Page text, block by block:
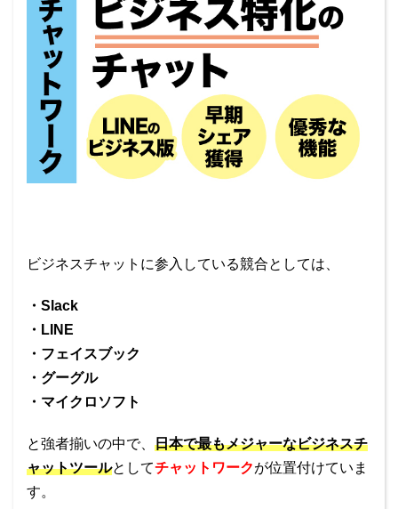
ビジネスチャットに参入している競合としては、
・Slack
・LINE
・フェイスブック
・グーグル
・マイクロソフト
と強者揃いの中で、 日本で最もメジャーなビジネスチ
ャットツールとしてチャットワークが位置付けていま
す。